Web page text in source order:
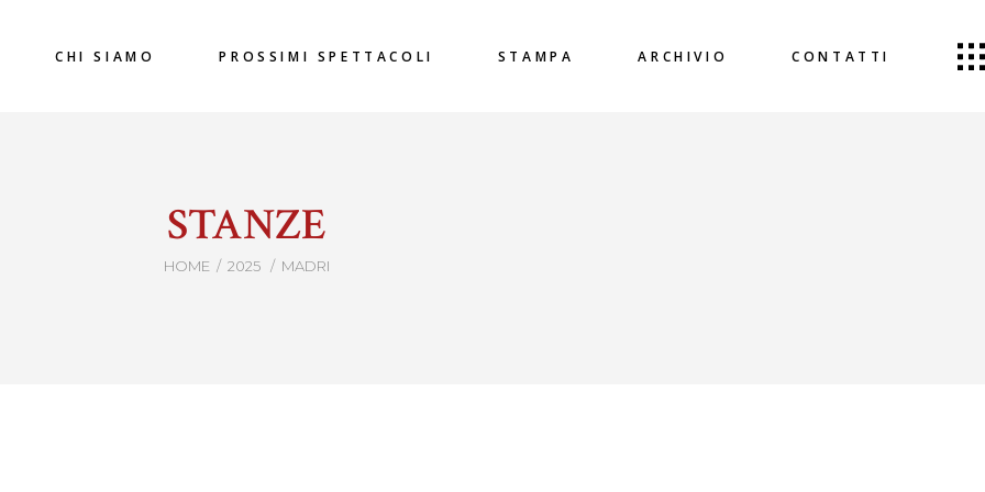
CHI SIAMO PROSSIMI SPETTACOLI STAMPA ARCHIVIO CONTATTI
STANZE
HOME / 2025 / MADRI